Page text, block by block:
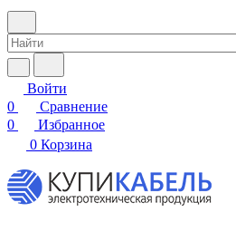
Войти
0
Сравнение
0
Избранное
0 Корзина